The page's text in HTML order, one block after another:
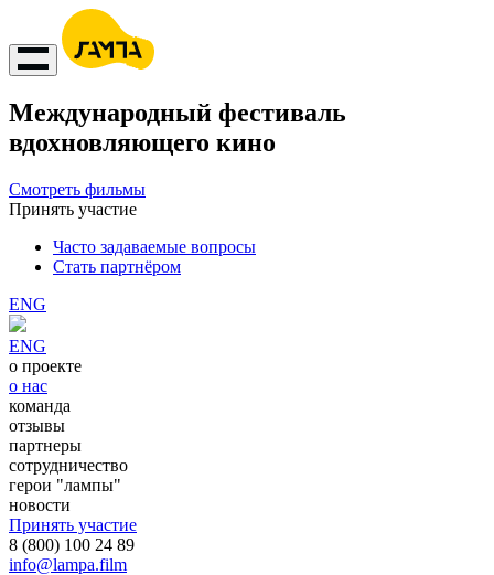
Международный фестиваль
вдохновляющего кино
Смотреть фильмы
Принять участие
Часто задаваемые вопросы
Стать партнёром
ENG
ENG
о проекте
о нас
команда
отзывы
партнеры
сотрудничество
герои "лампы"
новости
Принять участие
8 (800) 100 24 89
info@lampa.film